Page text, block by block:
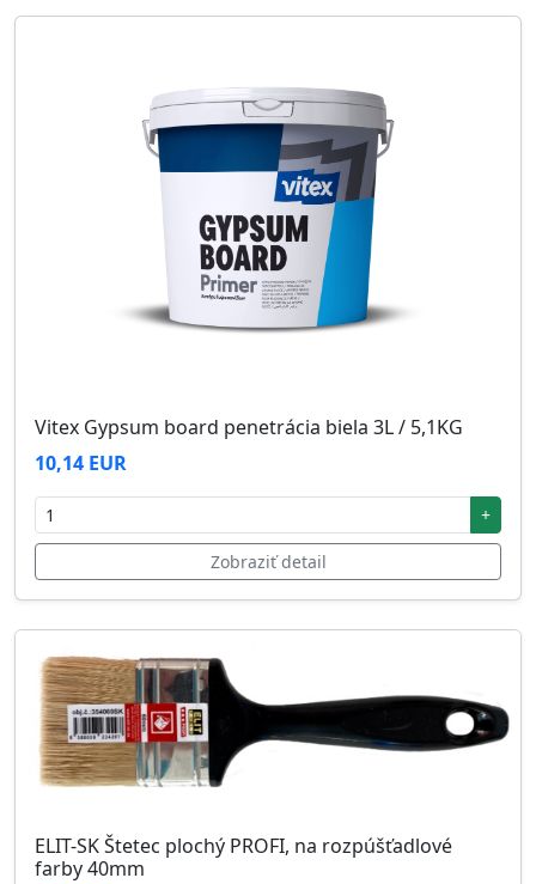
Vitex Gypsum board penetrácia biela 3L / 5,1KG
10,14 EUR
+
Zobraziť detail
ELIT-SK Štetec plochý PROFI, na rozpúšťadlové
farby 40mm